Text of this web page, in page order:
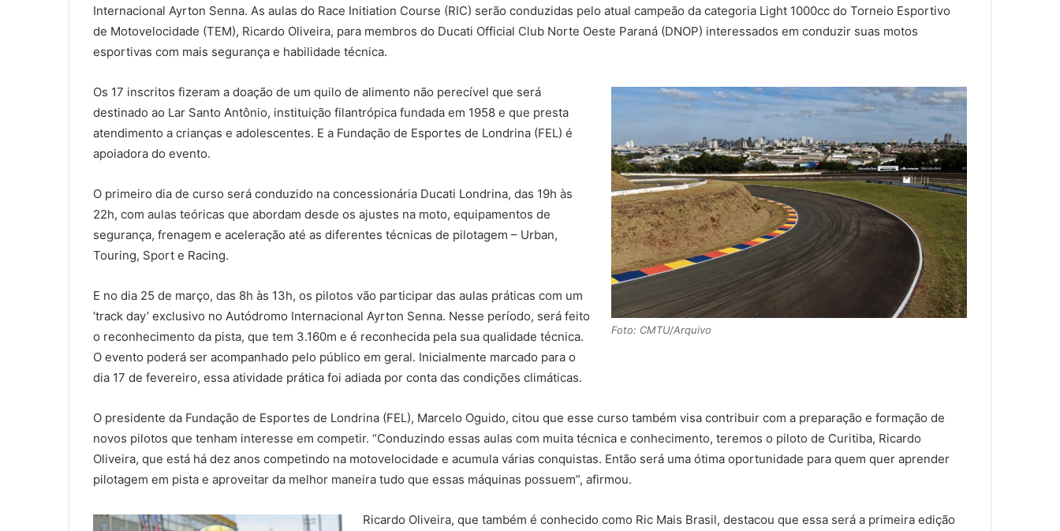
Internacional Ayrton Senna. As aulas do Race Initiation Course (RIC) serão conduzidas pelo atual campeão da categoria Light 1000cc do Torneio Esportivo
de Motovelocidade (TEM), Ricardo Oliveira, para membros do Ducati Official Club Norte Oeste Paraná (DNOP) interessados em conduzir suas motos
esportivas com mais segurança e habilidade técnica.
Foto: CMTU/Arquivo
Os 17 inscritos fizeram a doação de um quilo de alimento não perecível que será
destinado ao Lar Santo Antônio, instituição filantrópica fundada em 1958 e que presta
atendimento a crianças e adolescentes. E a Fundação de Esportes de Londrina (FEL) é
apoiadora do evento.
O primeiro dia de curso será conduzido na concessionária Ducati Londrina, das 19h às
22h, com aulas teóricas que abordam desde os ajustes na moto, equipamentos de
segurança, frenagem e aceleração até as diferentes técnicas de pilotagem – Urban,
Touring, Sport e Racing.
E no dia 25 de março, das 8h às 13h, os pilotos vão participar das aulas práticas com um
‘track day’ exclusivo no Autódromo Internacional Ayrton Senna. Nesse período, será feito
o reconhecimento da pista, que tem 3.160m e é reconhecida pela sua qualidade técnica.
O evento poderá ser acompanhado pelo público em geral. Inicialmente marcado para o
dia 17 de fevereiro, essa atividade prática foi adiada por conta das condições climáticas.
O presidente da Fundação de Esportes de Londrina (FEL), Marcelo Oguido, citou que esse curso também visa contribuir com a preparação e formação de
novos pilotos que tenham interesse em competir. “Conduzindo essas aulas com muita técnica e conhecimento, teremos o piloto de Curitiba, Ricardo
Oliveira, que está há dez anos competindo na motovelocidade e acumula várias conquistas. Então será uma ótima oportunidade para quem quer aprender
pilotagem em pista e aproveitar da melhor maneira tudo que essas máquinas possuem”, afirmou.
Ricardo Oliveira, que também é conhecido como Ric Mais Brasil, destacou que essa será a primeira edição